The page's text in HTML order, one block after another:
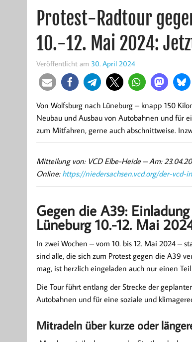
Protest-Radtour
10.-12. Mai 2024:
Veröffentlicht am 30. April 2024
Von Wolfsburg nach Lüneburg – knapp 150
Neubau und Ausbau von Autobahnen und für
zum Mitfahren, gerne auch abschnittweise.
Mitteilung von: VCD Elbe-Heide –Am:
Online: https://niedersachsen.vcd.org/der-vcd-
Gegen die A39:
Lüneburg 10.-12. Mai
In zwei Wochen – vom 10. bis 12. Mai 2024 –
sind alle, die sich zum Protest gegen die A39
mag, ist herzlich eingeladen auch nur einen
Die Tour führt entlang der Strecke der
Autobahnen und für eine soziale und
Mitradeln über kurze oder